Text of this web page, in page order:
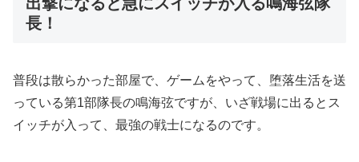
長！
普段は散らかった部屋で、ゲームをやって、堕落生活を送
っている第1部隊長の鳴海弦ですが、いざ戦場に出るとス
イッチが入って、最強の戦士になるのです。